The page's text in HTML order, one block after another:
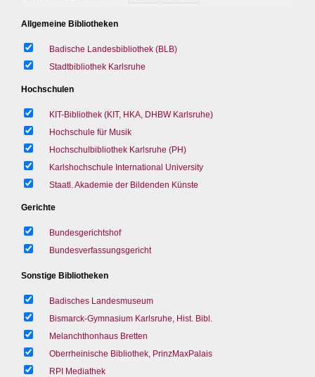
Allgemeine Bibliotheken
Badische Landesbibliothek (BLB)
Stadtbibliothek Karlsruhe
Hochschulen
KIT-Bibliothek (KIT, HKA, DHBW Karlsruhe)
Hochschule für Musik
Hochschulbibliothek Karlsruhe (PH)
Karlshochschule International University
Staatl. Akademie der Bildenden Künste
Gerichte
Bundesgerichtshof
Bundesverfassungsgericht
Sonstige Bibliotheken
Badisches Landesmuseum
Bismarck-Gymnasium Karlsruhe, Hist. Bibl.
Melanchthonhaus Bretten
Oberrheinische Bibliothek, PrinzMaxPalais
RPI Mediathek